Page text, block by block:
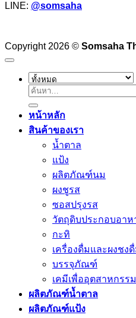
LINE: @somsaha
Copyright 2026 © Somsaha
ค้นหา:
หน้าหลัก
สินค้าของเรา
น้ำตาล
แป้ง
ผลิตภัณฑ์นม
ผงชูรส
ซอสปรุงรส
วัตถุดิบประกอบอาห
กะทิ
เครื่องดื่มและผงชง
บรรจุภัณฑ์
เคมีเพื่ออุตสาหกรร
ผลิตภัณฑ์น้ำตาล
ผลิตภัณฑ์แป้ง